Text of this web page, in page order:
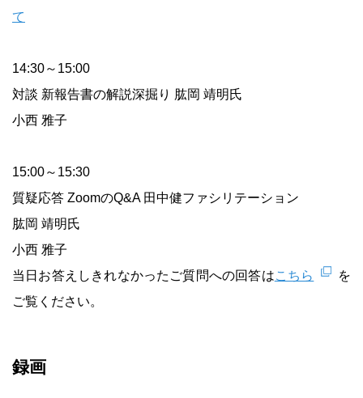
て
14:30～15:00
対談 新報告書の解説深掘り 肱岡 靖明氏
小西 雅子
15:00～15:30
質疑応答 ZoomのQ&A 田中健ファシリテーション
肱岡 靖明氏
小西 雅子
当日お答えしきれなかったご質問への回答はこちら
を
ご覧ください。
録画